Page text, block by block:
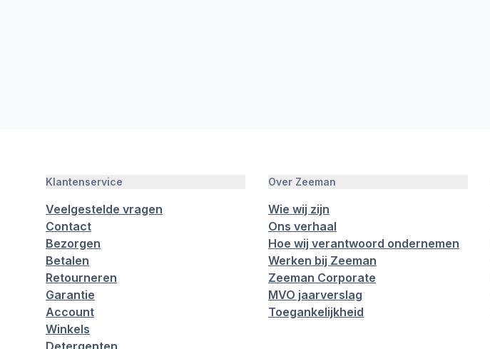
Klantenservice
Veelgestelde vragen
Contact
Bezorgen
Betalen
Retourneren
Garantie
Account
Winkels
Detergenten
Over Zeeman
Wie wij zijn
Ons verhaal
Hoe wij verantwoord ondernemen
Werken bij Zeeman
Zeeman Corporate
MVO jaarverslag
Toegankelijkheid